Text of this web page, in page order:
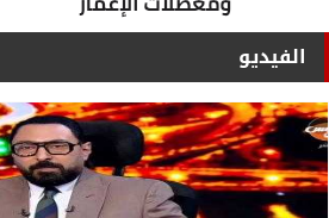
الفيديو